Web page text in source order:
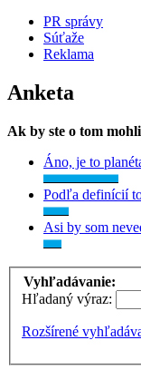
PR správy
Súťaže
Reklama
Anketa
Ak by ste o tom
Áno, je to
Podľa definícií
Asi by som
Vyhľadávanie:
Hľadaný výraz:
Rozšírené